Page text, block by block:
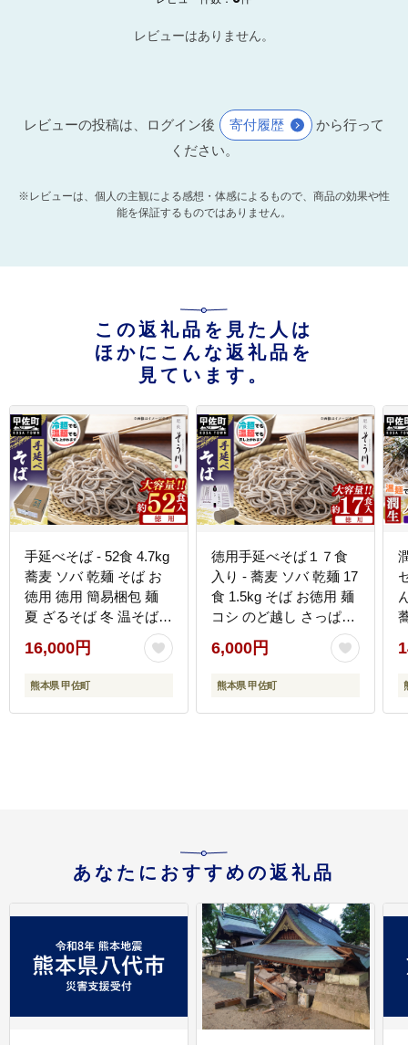
レビューはありません。
レビューの投稿は、ログイン後 寄付履歴
から行って
ください。
※レビューは、個人の主観による感想・体感によるもので、商品の効果や性
能を保証するものではありません。
この返礼品を見た人は
ほかにこんな返礼品を
見ています。
手延べそば - 52食 4.7kg
蕎麦 ソバ 乾麺 そば お
徳用 徳用 簡易梱包 麺
夏 ざるそば 冬 温そば
一年中 楽しめる 人気 お
すすめ 熊本県 甲佐町
【価格改定】
16,000円
熊本県 甲佐町
徳用手延べそば１７食
入り - 蕎麦 ソバ 乾麺 17
食 1.5kg そば お徳用 麺
コシ のど越し さっぱり
夏 冷やして ざるそば 冬
温かく 温そば 一年中 楽
しめる 人気 おすすめ 熊
6,000円
熊本県 甲佐町
あなたにおすすめの返礼品